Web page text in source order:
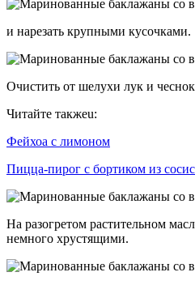
и нарезать крупными кусочками.
Очистить от шелухи лук и
Читайте такжеu:
Фейхоа с лимоном
Пицца-пирог с бортиком из
На разогретом растительном
немного хрустящими.